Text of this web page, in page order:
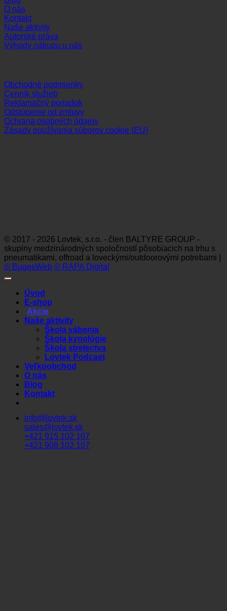
O nás
Kontakt
Naše aktivity
Autorské práva
Výhody nákupu u nás
Obchodné podmienky
Cenník služieb
Reklamačný poriadok
Odstúpenie od zmluvy
Ochrana osobných údajov
Zásady používania súborov cookie (EÚ)
© 2017 - 2026 Lovtek, s.r.o. - člen BALTYRE GROUP -
skupiny medzinárodných spoločností pôsobiacich na trhu s
pneumatikami, offroad a loveckými/outdoorovými potrebami |
© BugesWeb © RAPA Digital
Úvod
E-shop
Akcie
Naše aktivity
Škola vábenia
Škola kynológie
Škola strelectva
Lovtek Podcast
Veľkoobchod
O nás
Blog
Kontakt
info@lovtek.sk
sales@lovtek.sk
+421 915 102 107
+421 908 102 107